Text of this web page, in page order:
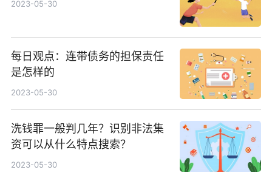
2023-05-30
每日观点：连带债务的担保责任
是怎样的
2023-05-30
洗钱罪一般判几年？识别非法集
资可以从什么特点搜索？
2023-05-30